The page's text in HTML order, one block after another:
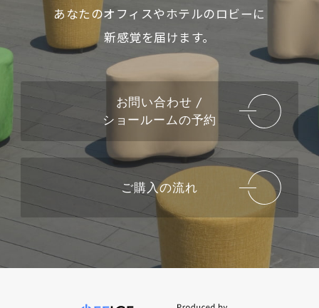
あなたのオフィスやホテルのロビーに
新感覚を届けます。
お問い合わせ /
ショールームの予約
ご購入の流れ